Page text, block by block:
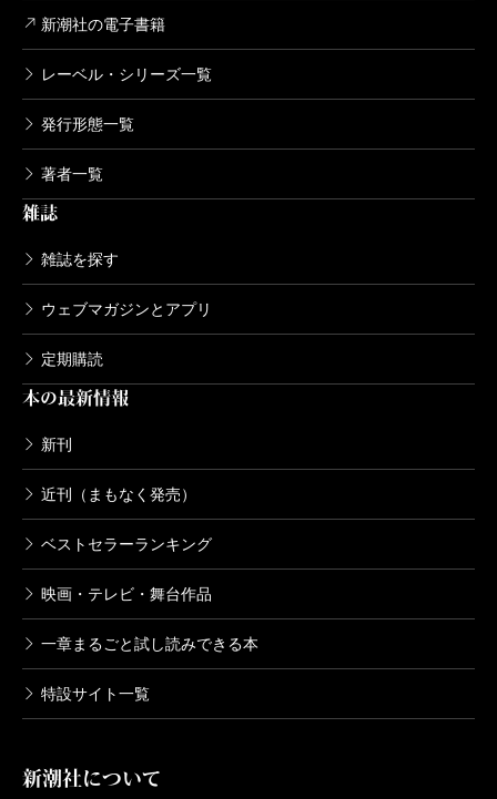
新潮社の電子書籍
レーベル・シリーズ一覧
発行形態一覧
著者一覧
雑誌
雑誌を探す
ウェブマガジンとアプリ
定期購読
本の最新情報
新刊
近刊（まもなく発売）
ベストセラーランキング
映画・テレビ・舞台作品
一章まるごと試し読みできる本
特設サイト一覧
新潮社について